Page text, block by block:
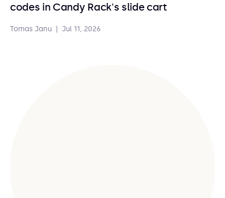
codes in Candy Rack's slide cart
Tomas Janu Jul 11, 2026